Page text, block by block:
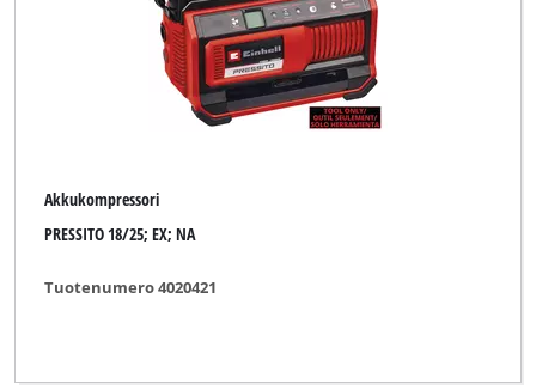
Akkukompressori
PRESSITO 18/25; EX; NA
Tuotenumero 4020421